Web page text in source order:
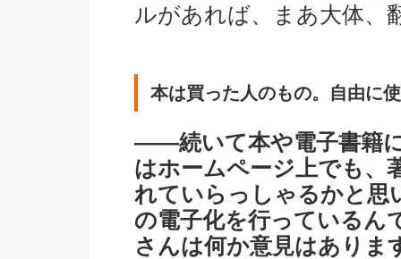
ルがあれば、まあ大体、
本は買った人のもの。自由に
――続いて本や電子書籍
はホームページ上でも、
れていらっしゃるかと思
の電子化を行っているん
さんは何か意見はありま